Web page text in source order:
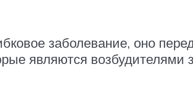
заболевание, оно
являются возбудителями